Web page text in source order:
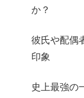
か？
彼氏や配偶
印象
史上最強